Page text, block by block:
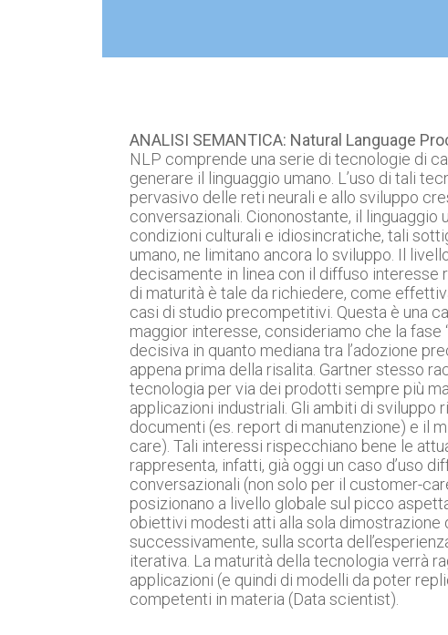
ANALISI SEMANTICA: Natural Language
NLP comprende una serie di tecnologie di
generare il linguaggio umano. L’uso di tali
pervasivo delle reti neurali e allo sviluppo
conversazionali. Ciononostante, il
condizioni culturali e idiosincratiche, tali
umano, ne limitano ancora lo sviluppo. Il
decisamente in linea con il diffuso
di maturità è tale da richiedere, come
casi di studio precompetitivi. Questa è una
maggior interesse, consideriamo che la fase
decisiva in quanto mediana tra l’adozione
appena prima della risalita. Gartner stesso
tecnologia per via dei prodotti sempre più
applicazioni industriali. Gli ambiti di sviluppo
documenti (es. report di manutenzione) e il
care). Tali interessi rispecchiano bene le
rappresenta, infatti, già oggi un caso d’uso
conversazionali (non solo per il customer-
posizionano a livello globale sul picco
obiettivi modesti atti alla sola
successivamente, sulla scorta
iterativa. La maturità della tecnologia verrà
applicazioni (e quindi di modelli da poter
competenti in materia (Data scientist).